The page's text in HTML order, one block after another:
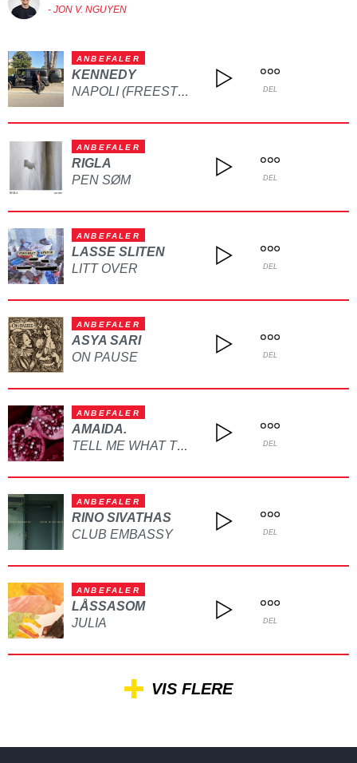
- JON V. NGUYEN
ANBEFALER
KENNEDY
NAPOLI (FREESTYLE) DEL
ANBEFALER
RIGLA
PEN SØM
DEL
ANBEFALER
LASSE SLITEN
LITT OVER
DEL
ANBEFALER
ASYA SARI
ON PAUSE
DEL
ANBEFALER
AMAIDA.
TELL ME WHAT TO DO DEL
ANBEFALER
RINO SIVATHAS
CLUB EMBASSY
DEL
ANBEFALER
LÅSSASOM
JULIA
DEL
VIS FLERE